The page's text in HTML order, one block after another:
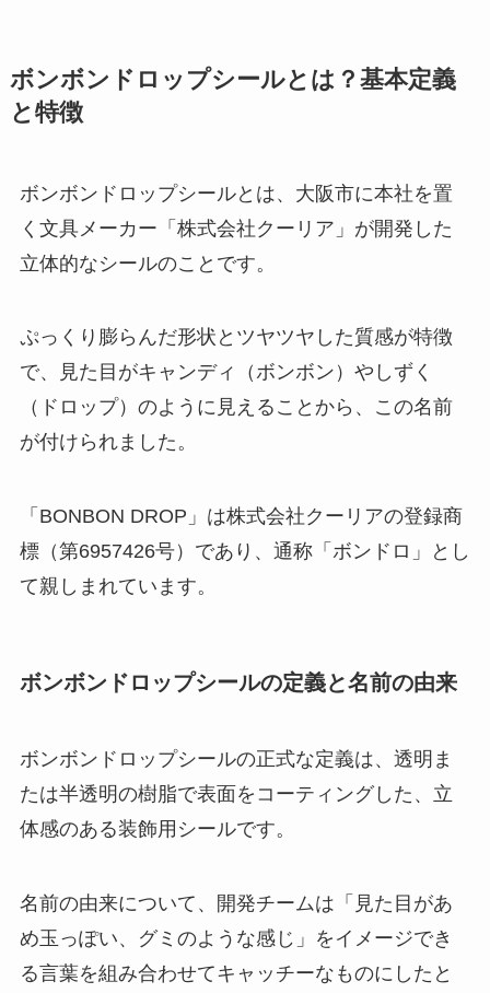
ボンボンドロップシールとは？基本定義
と特徴
ボンボンドロップシールとは、大阪市に本社を置
く文具メーカー「株式会社クーリア」が開発した
立体的なシールのことです。
ぷっくり膨らんだ形状とツヤツヤした質感が特徴
で、見た目がキャンディ（ボンボン）やしずく
（ドロップ）のように見えることから、この名前
が付けられました。
「BONBON DROP」は株式会社クーリアの登録商
標（第6957426号）であり、通称「ボンドロ」とし
て親しまれています。
ボンボンドロップシールの定義と名前の由来
ボンボンドロップシールの正式な定義は、透明ま
たは半透明の樹脂で表面をコーティングした、立
体感のある装飾用シールです。
名前の由来について、開発チームは「見た目があ
め玉っぽい、グミのような感じ」をイメージでき
る言葉を組み合わせてキャッチーなものにしたと